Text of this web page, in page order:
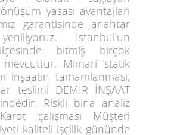
yasası avantajları
garantisinde anahtar
İstanbul'un
bitmiş birçok
mevcuttur. Mimari statik
inşaatın tamamlanması,
teslimi DEMİR İNŞAAT
Riskli bina analiz
çalışması Müşteri
kaliteli işçilik gününde